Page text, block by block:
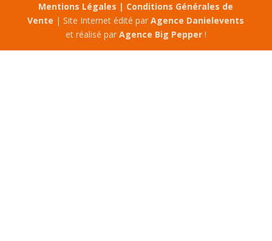
Mentions Légales | Conditions Générales de
Vente | Site Internet édité parAgence Danielevents
et réalisé par Agence Big Pepper!